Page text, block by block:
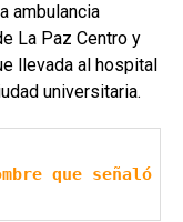
ambulancia
La Paz Centro y
llevada al hospital
universitaria.
que señaló